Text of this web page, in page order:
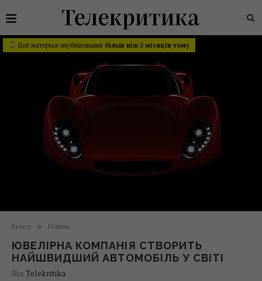
Цей матеріал опублікований більш ніж 5 місяців тому
Бізнес Новини
ЮВЕЛІРНА КОМПАНІЯ СТВОРИТЬ
НАЙШВИДШИЙ АВТОМОБІЛЬ У СВІТІ
Від Telekritika